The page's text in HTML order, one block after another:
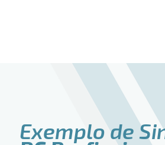
Exemplo de